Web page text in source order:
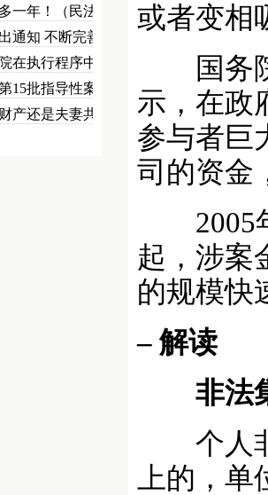
一年！（民法草…
通知 不断完善…
在执行程序中可…
15批指导性案…
产还是夫妻共同…
或者变相
国务院
示，在政
参与者巨
司的资金
2005年
起，涉案
的规模快
– 解读
非法集
个人非
上的，